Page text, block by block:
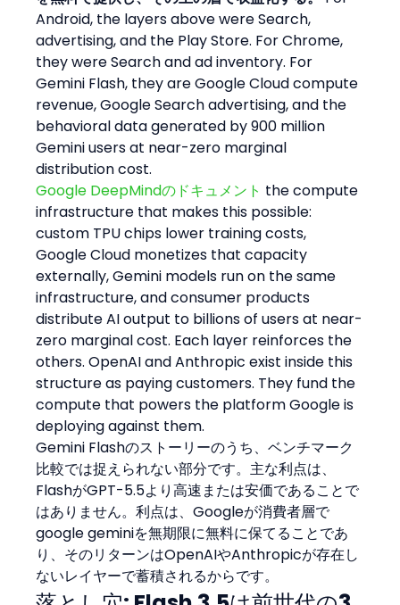
Android, the layers above were Search,
advertising, and the Play Store. For Chrome,
they were Search and ad inventory. For
Gemini Flash, they are Google Cloud compute
revenue, Google Search advertising, and the
behavioral data generated by 900 million
Gemini users at near-zero marginal
distribution cost.
Google DeepMindのドキュメント the compute
infrastructure that makes this possible:
custom TPU chips lower training costs,
Google Cloud monetizes that capacity
externally, Gemini models run on the same
infrastructure, and consumer products
distribute AI output to billions of users at near-
zero marginal cost. Each layer reinforces the
others. OpenAI and Anthropic exist inside this
structure as paying customers. They fund the
compute that powers the platform Google is
deploying against them.
Gemini Flashのストーリーのうち、ベンチマーク
比較では捉えられない部分です。主な利点は、
FlashがGPT-5.5より高速または安価であることで
はありません。利点は、Googleが消費者層で
google geminiを無期限に無料に保てることであ
り、そのリターンはOpenAIやAnthropicが存在し
ないレイヤーで蓄積されるからです。